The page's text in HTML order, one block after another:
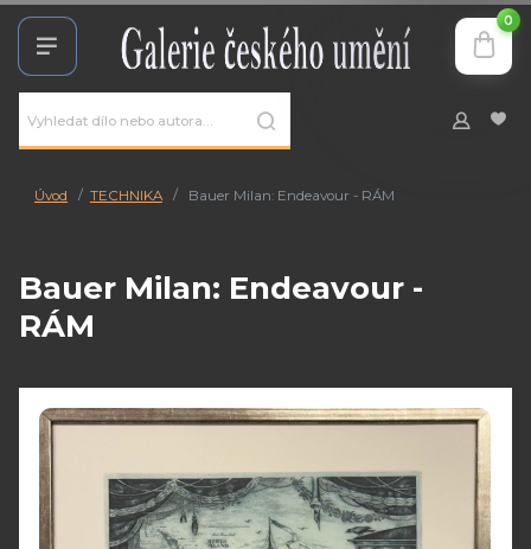
0
Úvod TECHNIKA Bauer Milan: Endeavour - RÁM
Bauer Milan: Endeavour -
RÁM